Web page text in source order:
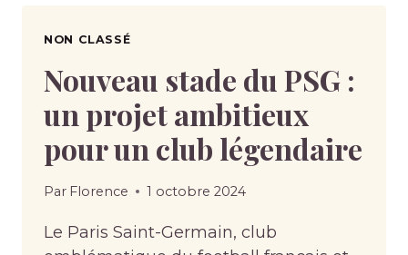
NON CLASSÉ
Nouveau stade du PSG :
un projet ambitieux
pour un club légendaire
Par Florence 1 octobre 2024
Le Paris Saint-Germain, club